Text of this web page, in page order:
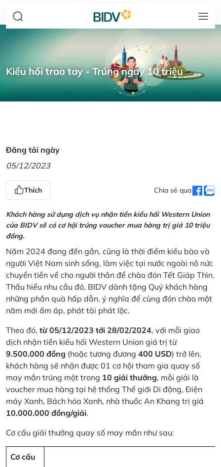
Kiều hối trao tay - Trúng ngay 10 triệu
Đăng tải ngày
05/12/2023
Thích Chia sẻ qua
Khách hàng sử dụng dịch vụ nhận tiền kiều hối Western Union
của BIDV sẽ có cơ hội trúng voucher mua hàng trị giá 10 triệu
đồng.
Năm 2024 đang đến gần, cũng là thời điểm kiều bào và
người Việt Nam sinh sống, làm việc tại nước ngoài nô nức
chuyển tiền về cho người thân để chào đón Tết Giáp Thìn.
Thấu hiểu nhu cầu đó, BIDV dành tặng Quý khách hàng
những phần quà hấp dẫn, ý nghĩa để cùng đón chào một
năm mới ấm áp, phát tài phát lộc.
Theo đó, từ 05/12/2023 tới 28/02/2024, với mỗi giao
dịch nhận tiền kiều hối Western Union giá trị từ
9.500.000 đồng (hoặc tương đương 400 USD) trở lên,
khách hàng sẽ nhận được 01 cơ hội tham gia quay số
may mắn trúng một trong 10 giải thưởng, mỗi giải là
voucher mua hàng tại hệ thống Thế giới Di động, Điện
máy Xanh, Bách hóa Xanh, nhà thuốc An Khang trị giá
10.000.000 đồng/giải.
Cơ cấu giải thưởng quay số may mắn như sau:
Cơ cấu